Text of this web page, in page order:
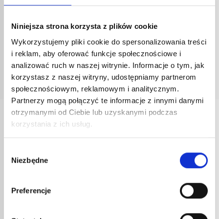
Niniejsza strona korzysta z plików cookie
Wykorzystujemy pliki cookie do spersonalizowania treści
i reklam, aby oferować funkcje społecznościowe i
analizować ruch w naszej witrynie. Informacje o tym, jak
korzystasz z naszej witryny, udostępniamy partnerom
społecznościowym, reklamowym i analitycznym.
Partnerzy mogą połączyć te informacje z innymi danymi
otrzymanymi od Ciebie lub uzyskanymi podczas
korzystania z ich usług.
zgody
Niezbędne
Preferencje
Dokumentacja
Arkusz komercyjny nr kat. 6505
INNE
REFERENCJE